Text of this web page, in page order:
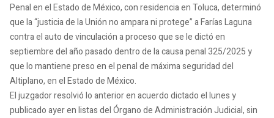
Penal en el Estado de México, con residencia en Toluca, determinó
que la “justicia de la Unión no ampara ni protege” a Farías Laguna
contra el auto de vinculación a proceso que se le dictó en
septiembre del año pasado dentro de la causa penal 325/2025 y
que lo mantiene preso en el penal de máxima seguridad del
Altiplano, en el Estado de México.
El juzgador resolvió lo anterior en acuerdo dictado el lunes y
publicado ayer en listas del Órgano de Administración Judicial, sin